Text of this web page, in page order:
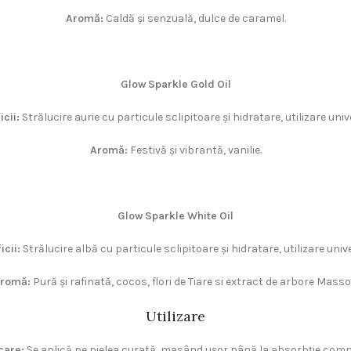
Aromă: Caldă și senzuală, dulce de caramel.
Glow Sparkle Gold Oil
Strălucire aurie cu particule sclipitoare și hidratare, utilizare
Aromă: Festivă și vibrantă, vanilie.
Glow Sparkle White Oil
Strălucire albă cu particule sclipitoare și hidratare, utilizare
Pură și rafinată, cocos, flori de Tiare si extract de arbore
Utilizare